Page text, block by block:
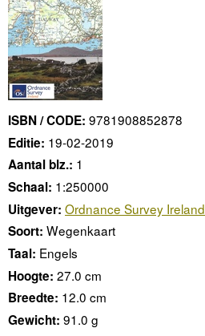
ISBN / CODE: 9781908852878
Editie: 19-02-2019
Aantal blz.: 1
Schaal: 1:250000
Uitgever: Ordnance Survey Ireland
Soort: Wegenkaart
Taal: Engels
Hoogte: 27.0 cm
Breedte: 12.0 cm
Gewicht: 91.0 g